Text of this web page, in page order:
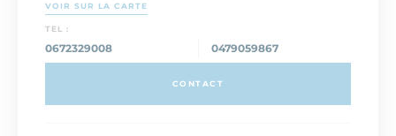
VOIR SUR LA CARTE
TEL :
0672329008 0479059867
CONTACT